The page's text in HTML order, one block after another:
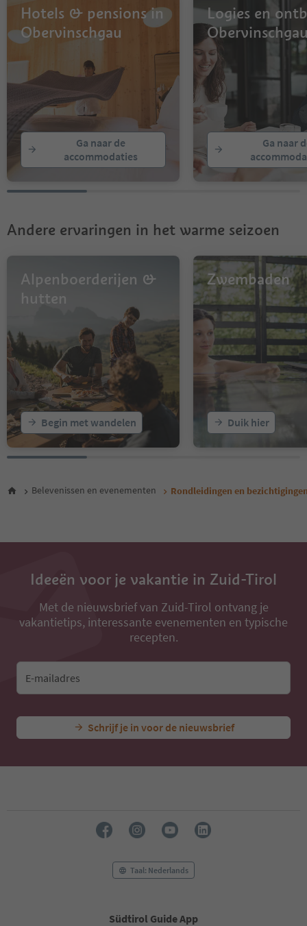
Hotels & pensions in
Obervinschgau
Ga naar de
accommodaties
Logies en
Ga naar
Andere ervaringen in het warme seizoen
Alpenboerderijen &
hutten
Begin met wandelen
Zwembaden
Duik hier
Belevenissen en evenementen Rondleidingen en
Ideeën voor je vakantie in Zuid-Tirol
Met de nieuwsbrief van Zuid-Tirol ontvang je
vakantietips, interessante evenementen en typische
recepten.
E-mailadres
Schrijf je in voor de nieuwsbrief
Taal: Nederlands
Südtirol Guide App